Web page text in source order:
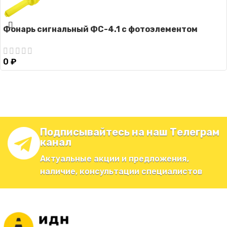
Фонарь сигнальный ФС-4.1 с фотоэлементом
0 ₽
Подписывайтесь на наш Телеграм
канал
Актуальные акции и предложения,
наличие, консультации специалистов